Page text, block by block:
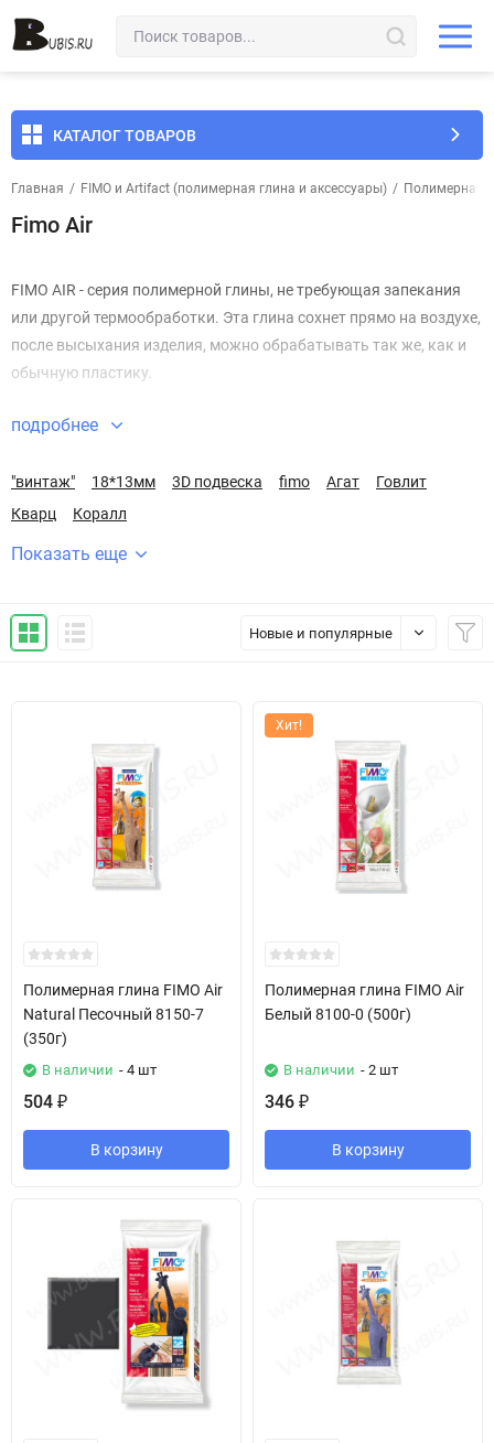
КАТАЛОГ ТОВАРОВ
Главная / FIMO и Artifact (полимерная глина и аксессуары) / Полимерная
Fimo Air
FIMO AIR - серия полимерной глины, не требующая запекания
или другой термообработки. Эта глина сохнет прямо на воздухе,
после высыхания изделия, можно обрабатывать так же, как и
обычную пластику.
подробнее
"винтаж" 18*13мм 3D подвеска fimo Агат
Говлит
Кварц
Коралл
Показать еще
Новые и популярные
Полимерная глина FIMO Air
Natural Песочный 8150-7
(350г)
В наличии - 4 шт
504 ₽
В корзину
Хит!
Полимерная глина FIMO Air
Белый 8100-0 (500г)
В наличии - 2 шт
346 ₽
В корзину